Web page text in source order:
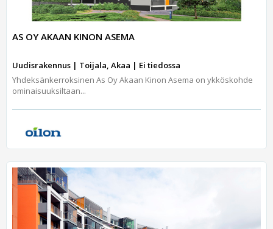
AS OY AKAAN KINON ASEMA
Uudisrakennus | Toijala, Akaa | Ei tiedossa
Yhdeksänkerroksinen As Oy Akaan Kinon Asema on ykköskohde
ominaisuuksiltaan...